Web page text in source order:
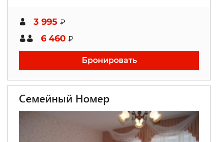
3 995 ₽
6 460 ₽
Бронировать
Семейный Номер